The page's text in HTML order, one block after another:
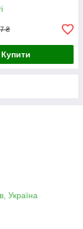
₴
Купити
Україна